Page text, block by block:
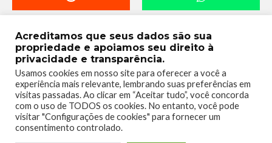
Luiz El Cumbachero
Acreditamos que seus dados são sua
propriedade e apoiamos seu direito à
privacidade e transparência.
Usamos cookies em nosso site para oferecer a você a
experiência mais relevante, lembrando suas preferências em
visitas passadas. Ao clicar em “Aceitar tudo”, você concorda
com o uso de TODOS os cookies. No entanto, você pode
visitar "Configurações de cookies" para fornecer um
consentimento controlado.